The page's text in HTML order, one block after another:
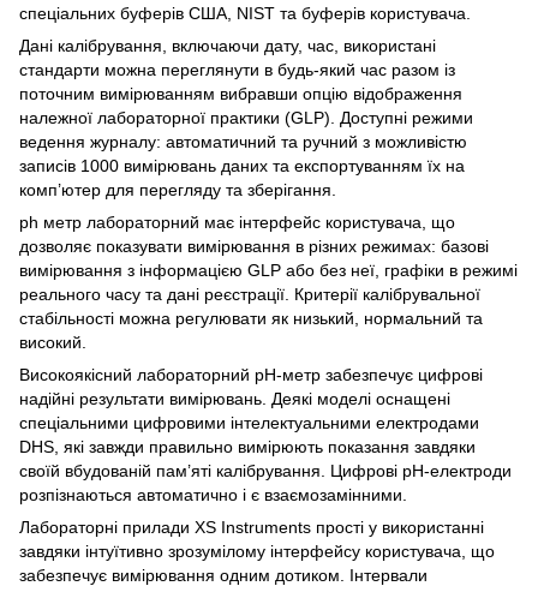
спеціальних буферів США, NIST та буферів користувача.
Дані калібрування, включаючи дату, час, використані
стандарти можна переглянути в будь-який час разом із
поточним вимірюванням вибравши опцію відображення
належної лабораторної практики (GLP). Доступні режими
ведення журналу: автоматичний та ручний з можливістю
записів 1000 вимірювань даних та експортуванням їх на
комп’ютер для перегляду та зберігання.
ph метр лабораторний має інтерфейс користувача, що
дозволяє показувати вимірювання в різних режимах: базові
вимірювання з інформацією GLP або без неї, графіки в режимі
реального часу та дані реєстрації. Критерії калібрувальної
стабільності можна регулювати як низький, нормальний та
високий.
Високоякісний лабораторний рН-метр забезпечує цифрові
надійні результати вимірювань. Деякі моделі оснащені
спеціальними цифровими інтелектуальними електродами
DHS, які завжди правильно вимірюють показання завдяки
своїй вбудованій пам’яті калібрування. Цифрові рН-електроди
розпізнаються автоматично і є взаємозамінними.
Лабораторні прилади XS Instruments прості у використанні
завдяки інтуїтивно зрозумілому інтерфейсу користувача, що
забезпечує вимірювання одним дотиком. Інтервали